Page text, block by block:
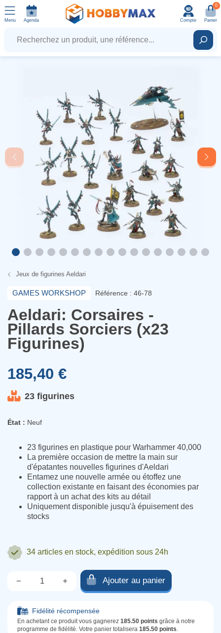
Menu Agenda Compte
0
Panier
Recherchez un produit, une référence...
Jeux de figurines Aeldari
GAMES WORKSHOP Référence : 46-78
Aeldari: Corsaires -
Pillards Sorciers (x23
Figurines)
185,40 €
23 figurines
État : Neuf
23 figurines en plastique pour Warhammer 40,000
La première occasion de mettre la main sur
d'épatantes nouvelles figurines d'Aeldari
Entamez une nouvelle armée ou étoffez une
collection existante en faisant des économies par
rapport à un achat des kits au détail
Uniquement disponible jusqu'à épuisement des
stocks
34 articles en stock, expédition sous 24h
− + Ajouter au panier
Fidélité récompensée
En achetant ce produit vous gagnerez 185.50 points grâce à notre
programme de fidélité. Votre panier totalisera 185.50 points.